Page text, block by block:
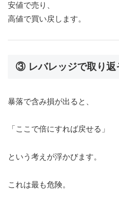
安値で売り、
高値で買い戻します。
③ レバレッジで取り返
暴落で含み損が出ると、
「ここで倍にすれば戻せる」
という考えが浮かびます。
これは最も危険。